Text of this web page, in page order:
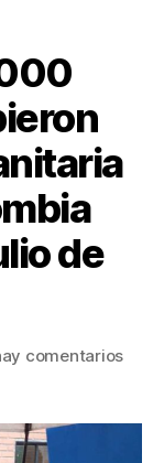
de
comentariosen